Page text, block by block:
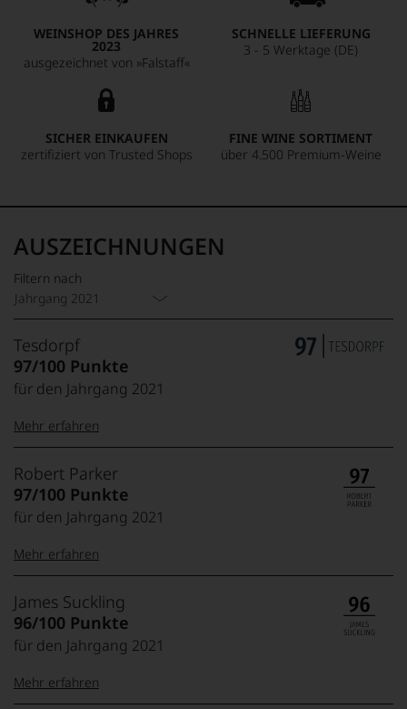
WEINSHOP DES JAHRES
2023
ausgezeichnet von »Falstaff«
SCHNELLE LIEFERUNG
3 - 5 Werktage (DE)
SICHER EINKAUFEN
zertifiziert von Trusted Shops
FINE WINE SORTIMENT
über 4.500 Premium-Weine
AUSZEICHNUNGEN
Filtern nach
Jahrgang 2021
Tesdorpf
97/100 Punkte
für den Jahrgang 2021
99–100 Punkte:
95–98 Punkte:
85–89 Punkte:
Tesdorpf
Der
Name
Tesdorpf
für
»Fine
Wine«,
für
die
edlen
der
Welt,
Mehr erfahren
Robert Parker
97/100 Punkte
für den Jahrgang 2021
100-96 Punkte:
Robert
Parker
Ganz
ohne
war
Robert
Mehr erfahren
James Suckling
96/100 Punkte
für den Jahrgang 2021
Mehr erfahren